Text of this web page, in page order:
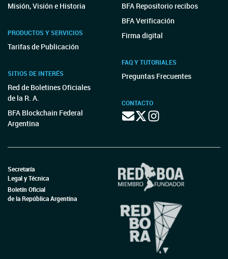
Misión, Visión e Historia
PRODUCTOS Y SERVICIOS
Tarifas de Publicación
SITIOS DE INTERÉS
Red de Boletines Oficiales
de la R. A.
BFA Blockchain Federal
Argentina
BFA Repositorio recibos
BFA Verificación
Firma digital
FAQ Y TUTORIALES
Preguntas Frecuentes
CONTACTO
Secretaría
Legal y Técnica
Boletín Oficial
de la República Argentina